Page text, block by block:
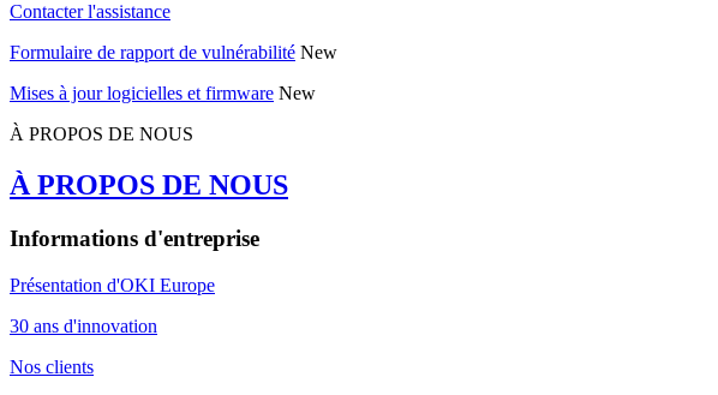
Contacter l'assistance
Formulaire de rapport de vulnérabilité New
Mises à jour logicielles et firmware New
À PROPOS DE NOUS
À PROPOS DE NOUS
Informations d'entreprise
Présentation d'OKI Europe
30 ans d'innovation
Nos clients